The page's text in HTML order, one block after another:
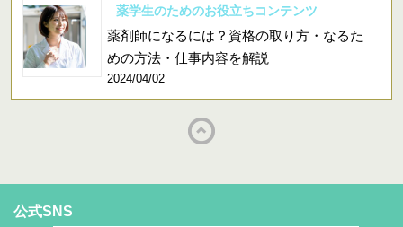
薬学生のためのお役立ちコンテンツ
薬剤師になるには？資格の取り方・なるた
めの方法・仕事内容を解説
2024/04/02
公式SNS